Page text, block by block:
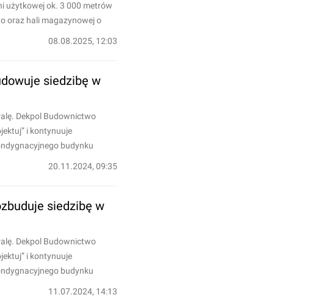
użytkowej ok. 3 000 metrów
oraz hali magazynowej o
08.08.2025, 12:03
siedzibę w
Dekpol Budownictwo
i kontynuuje
budynku
20.11.2024, 09:35
siedzibę w
Dekpol Budownictwo
i kontynuuje
budynku
11.07.2024, 14:13